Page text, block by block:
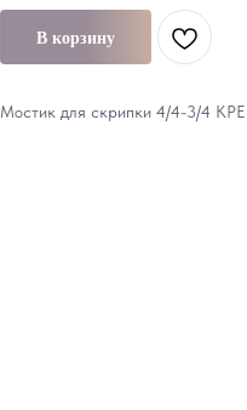
В корзину
Мостик для скрипки 4/4-3/4